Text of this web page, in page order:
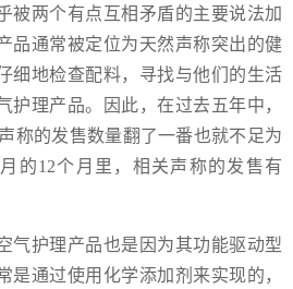
被两个有点互相矛盾的主要说法加
品通常被定位为天然声称突出的健
细地检查配料，寻找与他们的生活
护理产品。因此，在过去五年中，
称的发售数量翻了一番也就不足为
的12个月里，相关声称的发售有
气护理产品也是因为其功能驱动型
是通过使用化学添加剂来实现的，